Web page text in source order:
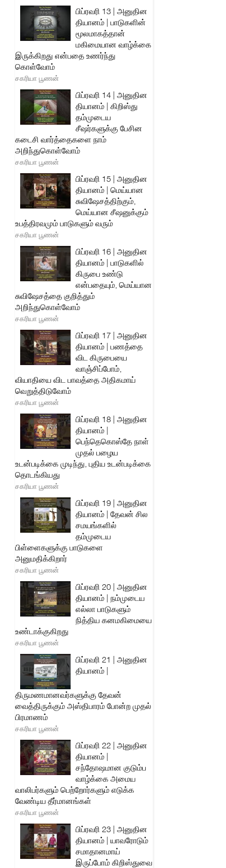
பிப்ரவரி 13 | அனுதின
தியானம் | பாடுகளின்
மூலமாகத்தான்
மகிமையான வாழ்க்கை
இருக்கிறது என்பதை உணர்ந்து
கொள்வோம்
சகரியா பூணன்
பிப்ரவரி 14 | அனுதின
தியானம் | கிறிஸ்து
தம்முடைய
சீஷர்களுக்கு பேசின
கடைசி வார்த்தைகளை நாம்
அறிந்துகொள்வோம்
சகரியா பூணன்
பிப்ரவரி 15 | அனுதின
தியானம் | மெய்யான
சுவிஷேசத்திற்கும்,
மெய்யான சீஷனுக்கும்
உபத்திரவமும் பாடுகளும் வரும்
சகரியா பூணன்
பிப்ரவரி 16 | அனுதின
தியானம் | பாடுகளில்
கிருபை உண்டு
என்பதையும், மெய்யான
சுவிஷேசத்தை குறித்தும்
அறிந்துகொள்வோம்
சகரியா பூணன்
பிப்ரவரி 17 | அனுதின
தியானம் | பணத்தை
விட கிருபையை
வாஞ்சிப்போம்,
வியாதியை விட பாவத்தை அதிகமாய்
வெறுத்திடுவோம்
சகரியா பூணன்
பிப்ரவரி 18 | அனுதின
தியானம் |
பெந்தெகொஸ்தே நாள்
முதல் பழைய
உடன்படிக்கை முடிந்து, புதிய உடன்படிக்கை
தொடங்கியது
சகரியா பூணன்
பிப்ரவரி 19 | அனுதின
தியானம் | தேவன் சில
சமயங்களில்
தம்முடைய
பிள்ளைகளுக்கு பாடுகளை
அனுமதிக்கிறார்
சகரியா பூணன்
பிப்ரவரி 20 | அனுதின
தியானம் | நம்முடைய
எல்லா பாடுகளும்
நித்திய கனமகிமையை
உண்டாக்குகிறது
சகரியா பூணன்
பிப்ரவரி 21 | அனுதின
தியானம் |
திருமணமானவர்களுக்கு தேவன்
வைத்திருக்கும் அஸ்திபாரம் போன்ற முதல்
பிரமாணம்
சகரியா பூணன்
பிப்ரவரி 22 | அனுதின
தியானம் |
சந்தோஷமான குடும்ப
வாழ்க்கை அமைய
வாலிபர்களும் பெற்றோர்களும் எடுக்க
வேண்டிய தீர்மானங்கள்
சகரியா பூணன்
பிப்ரவரி 23 | அனுதின
தியானம் | யாவரோடும்
சமாதானமாய்
இருப்போம் கிறிஸ்துவை